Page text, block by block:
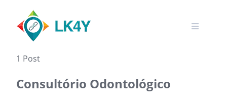
content
1 Post
Consultório Odontológico